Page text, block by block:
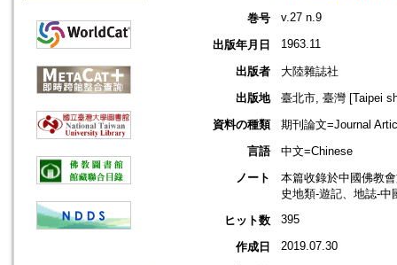
巻号
v.27 n.9
出版年月日 1963.11
出版者
大陸雜誌社
出版地
臺北市, 臺灣 [Taipei
資料の種類
期刊論文=Journal
言語
中文=Chinese
ノート
本篇收錄於中國佛教
史地類-遊記、地誌-中
ヒット数
395
作成日 2019.07.30